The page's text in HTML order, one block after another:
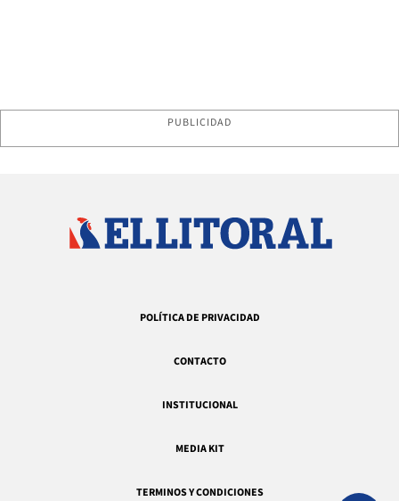
PUBLICIDAD
POLÍTICA DE PRIVACIDAD
CONTACTO
INSTITUCIONAL
MEDIA KIT
TERMINOS Y CONDICIONES